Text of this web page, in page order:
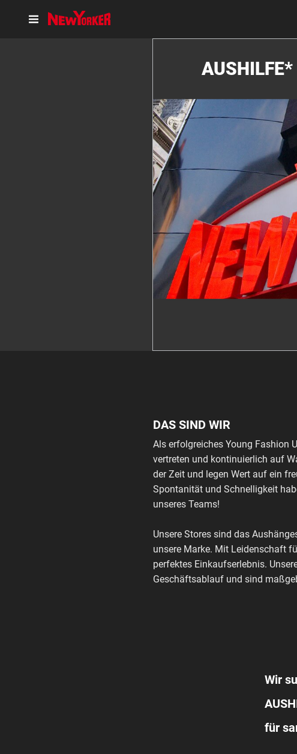
AUSHILFE*
DAS SIND WIR
Als erfolgreiches Young Fashion
vertreten und kontinuierlich auf
der Zeit und legen Wert auf ein
Spontanität und Schnelligkeit
unseres Teams!
Unsere Stores sind das
unsere Marke. Mit Leidenschaft
perfektes Einkaufserlebnis.
Geschäftsablauf und sind
Wir
für